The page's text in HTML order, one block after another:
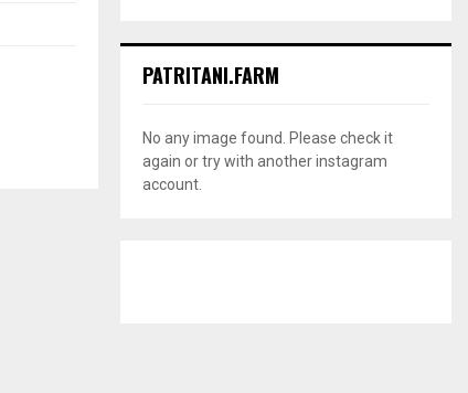
PATRITANI.FARM
No any image found. Please check it
again or try with another instagram
account.